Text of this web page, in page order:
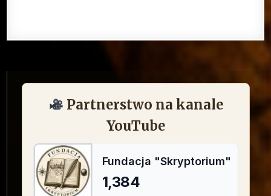
Partnerstwo na kanale
YouTube